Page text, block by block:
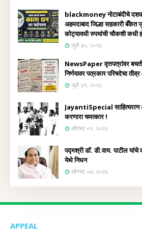
blackmoney नोटाबंदीचे
अहमदाबाद जिल्हा सहकारी बँकेत
कोट्यावधी रुपयांची चौकशी कधी
जुलै ३०, २०२६
NewsPaper वृत्तपत्रांवर
निर्णयावर पत्रकार परिषदेचा
जुलै ३१, २०२६
JayantiSpecial साहित्यरत्न
करणारा चमत्कार !
ऑगस्ट ०१, २०२६
पद्मश्री डॉ. डी.वाय. पाटील यांचे
येथे निधन
ऑगस्ट ०४, २०२६
APPEAL